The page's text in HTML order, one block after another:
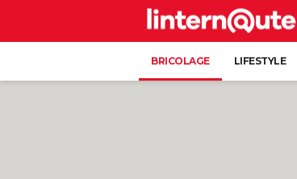
BRICOLAGE LIFESTYLE